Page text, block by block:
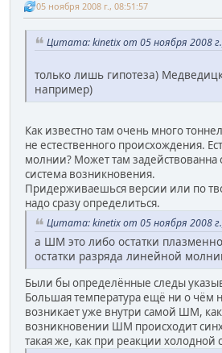
05 ноября 2008 г., 08:51:57
Цитата: kinetix от 05 ноября 2008
только лишь гипотеза)
например)
Как известно там очень много
не естественного происхождения.
молнии? Может там задействованна
система возникновения.
Придерживаешься версии или по
надо сразу определиться.
Цитата: kinetix от 05 ноября 2008
а ШМ это либо остатки
остатки разряда линейной
Были бы определённые следы
Большая температура ещё ни о чём
возникает уже внутри самой ШМ,
возникновении ШМ происходит
такая же, как при реакции холодной